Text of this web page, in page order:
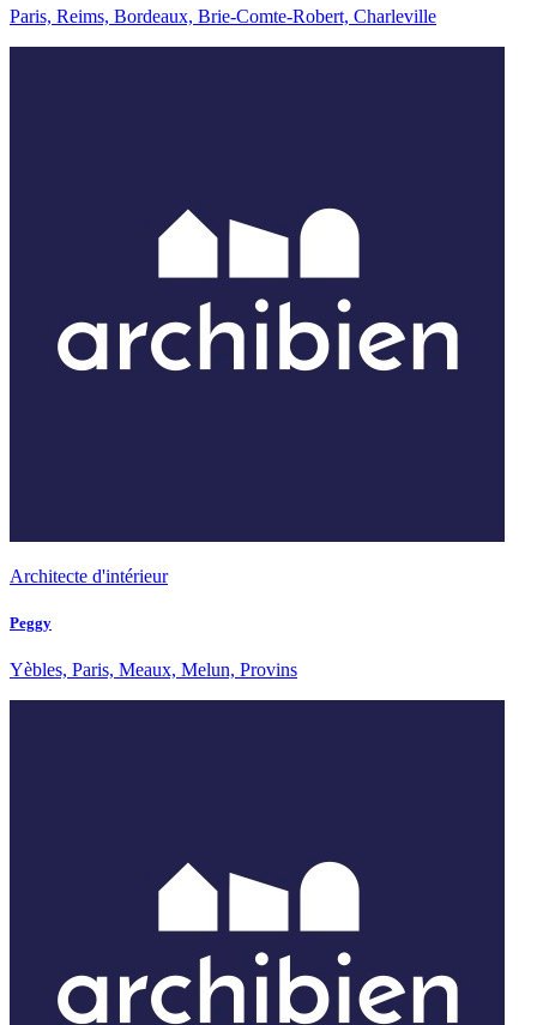
Paris, Reims, Bordeaux, Brie-Comte-Robert, Charleville
Architecte d'intérieur
Peggy
Yèbles, Paris, Meaux, Melun, Provins